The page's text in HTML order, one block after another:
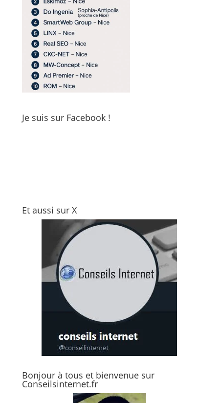
Je suis sur Facebook !
Et aussi sur X
Bonjour à tous et bienvenue sur
Conseilsinternet.fr